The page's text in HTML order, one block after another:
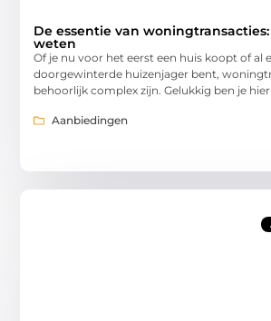
De essentie van
weten
Of je nu voor het eerst een huis koopt of al
doorgewinterde huizenjager bent,
behoorlijk complex zijn. Gelukkig ben je
Aanbiedingen